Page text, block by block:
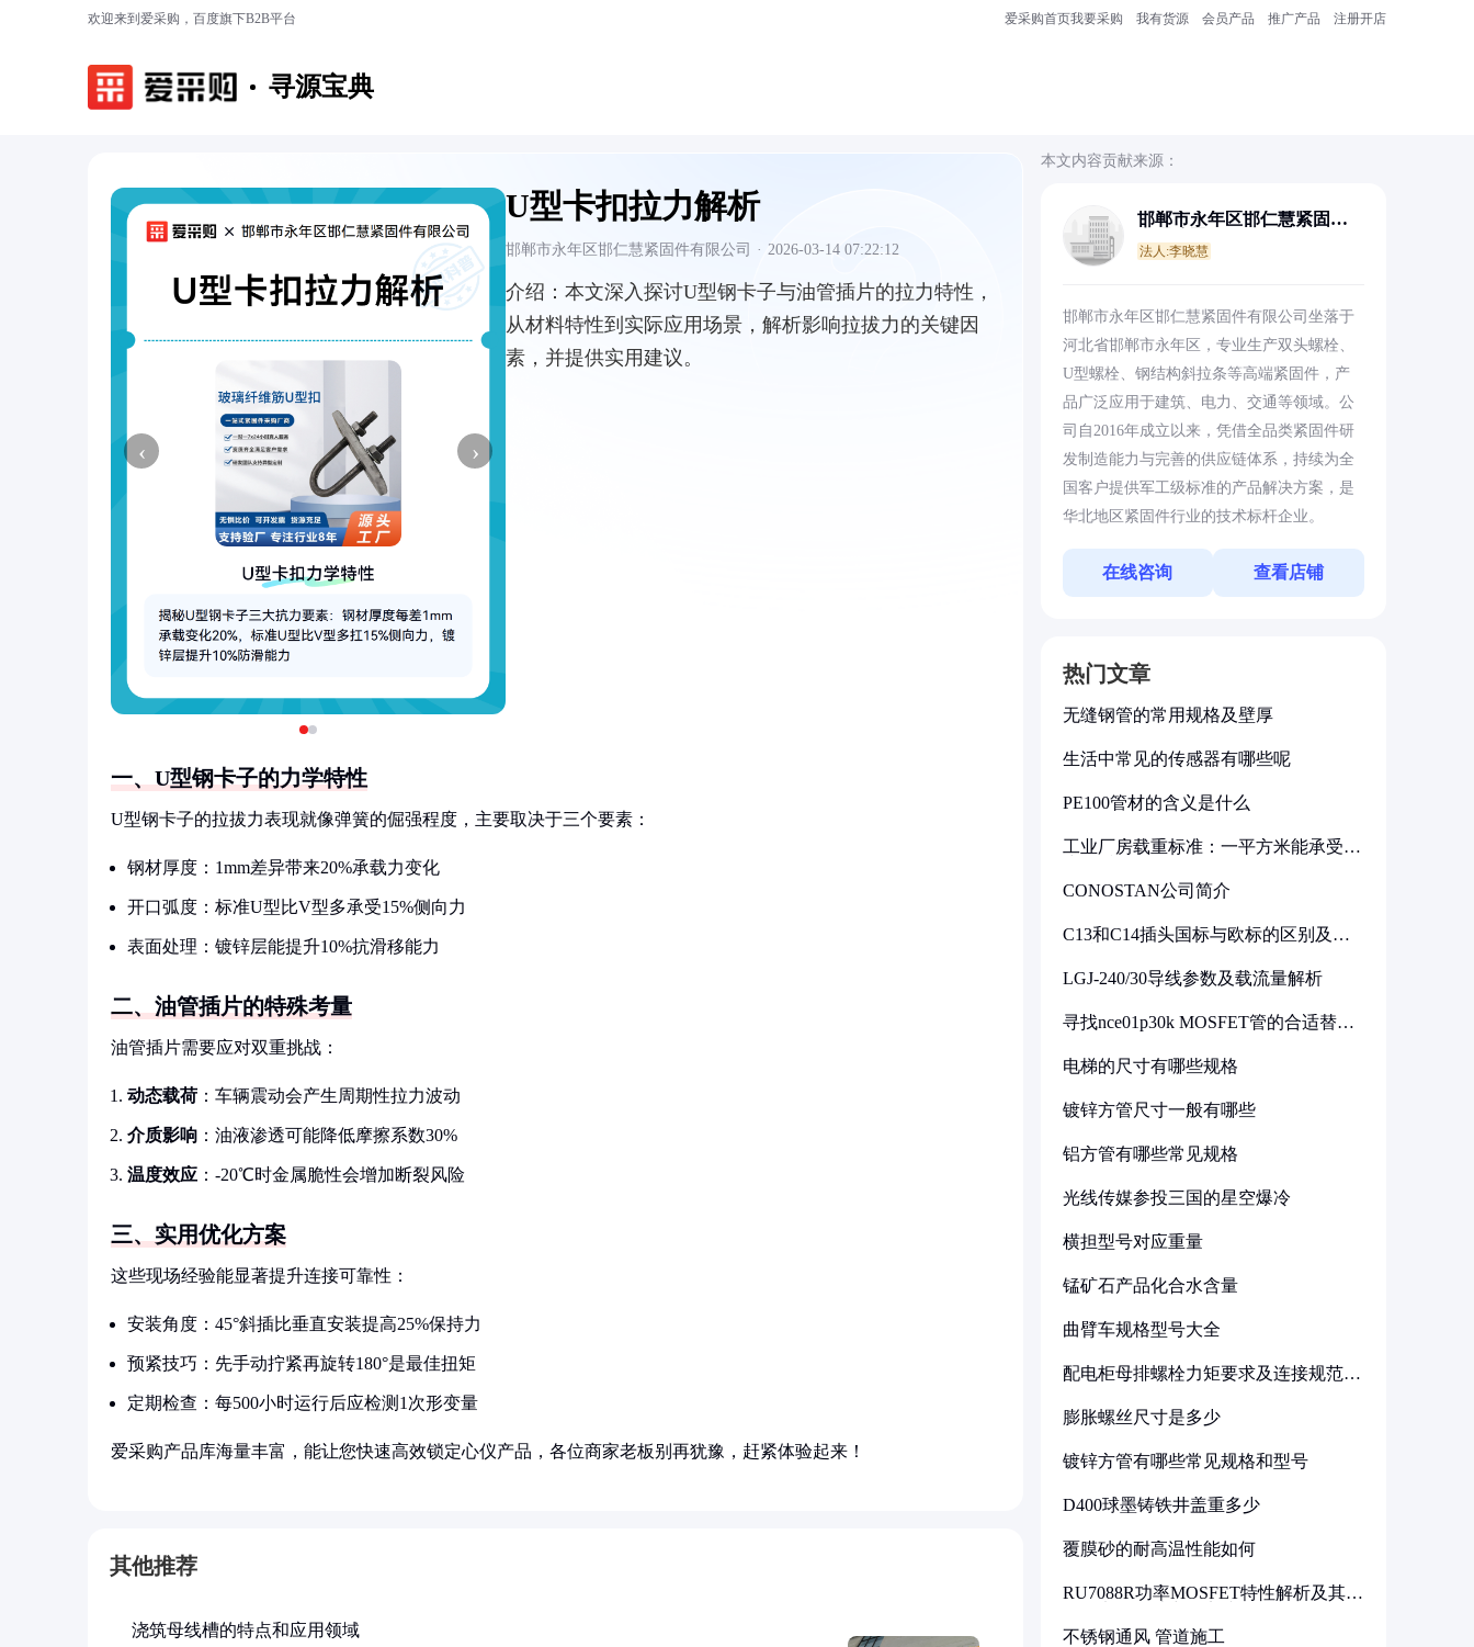
欢迎来到爱采购，百度旗下B2B平台 爱采购首页我要采购 我有货源 会员产品 推广产品 注册开店
寻源宝典
‹ ›
U型卡扣拉力解析
邯郸市永年区邯仁慧紧固件有限公司 · 2026-03-14 07:22:12
介绍： 本文深入探讨U型钢卡子与油管插片的拉力特性，
从材料特性到实际应用场景，解析影响拉拔力的关键因
素，并提供实用建议。
一、U型钢卡子的力学特性
U型钢卡子的拉拔力表现就像弹簧的倔强程度，主要取决于三个要素：
钢材厚度：1mm差异带来20%承载力变化
开口弧度：标准U型比V型多承受15%侧向力
表面处理：镀锌层能提升10%抗滑移能力
二、油管插片的特殊考量
油管插片需要应对双重挑战：
动态载荷 ：车辆震动会产生周期性拉力波动
介质影响 ：油液渗透可能降低摩擦系数30%
温度效应 ：-20℃时金属脆性会增加断裂风险
三、实用优化方案
这些现场经验能显著提升连接可靠性：
安装角度：45°斜插比垂直安装提高25%保持力
预紧技巧：先手动拧紧再旋转180°是最佳扭矩
定期检查：每500小时运行后应检测1次形变量
爱采购产品库海量丰富，能让您快速高效锁定心仪产品，各位商家老板别再犹豫，赶紧体验起来！
其他推荐
浇筑母线槽的特点和应用领域
本文内容贡献来源：
邯郸市永年区邯仁慧紧固件
法人:李晓慧
邯郸市永年区邯仁慧紧固件有限公司坐落于
河北省邯郸市永年区，专业生产双头螺栓、
U型螺栓、钢结构斜拉条等高端紧固件，产
品广泛应用于建筑、电力、交通等领域。公
司自2016年成立以来，凭借全品类紧固件研
发制造能力与完善的供应链体系，持续为全
国客户提供军工级标准的产品解决方案，是
华北地区紧固件行业的技术标杆企业。
在线咨询 查看店铺
热门文章
无缝钢管的常用规格及壁厚
生活中常见的传感器有哪些呢
PE100管材的含义是什么
工业厂房载重标准：一平方米能承受多
CONOSTAN公司简介
C13和C14插头国标与欧标的区别及其
LGJ-240/30导线参数及载流量解析
寻找nce01p30k MOSFET管的合适替代
电梯的尺寸有哪些规格
镀锌方管尺寸一般有哪些
铝方管有哪些常见规格
光线传媒参投三国的星空爆冷
横担型号对应重量
锰矿石产品化合水含量
曲臂车规格型号大全
配电柜母排螺栓力矩要求及连接规范详
膨胀螺丝尺寸是多少
镀锌方管有哪些常见规格和型号
D400球墨铸铁井盖重多少
覆膜砂的耐高温性能如何
RU7088R功率MOSFET特性解析及其在
不锈钢通风 管道施工